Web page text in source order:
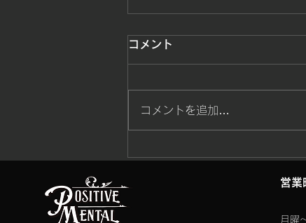
～会員の皆様へお知らせ～
ジム忘年会を開催致します。 つ
きましては、平日ではございま
て頂きます。忘年会参加ご希望
方は、火曜日中にご参加の意志
コメント
コメントを追加…
営業
月曜